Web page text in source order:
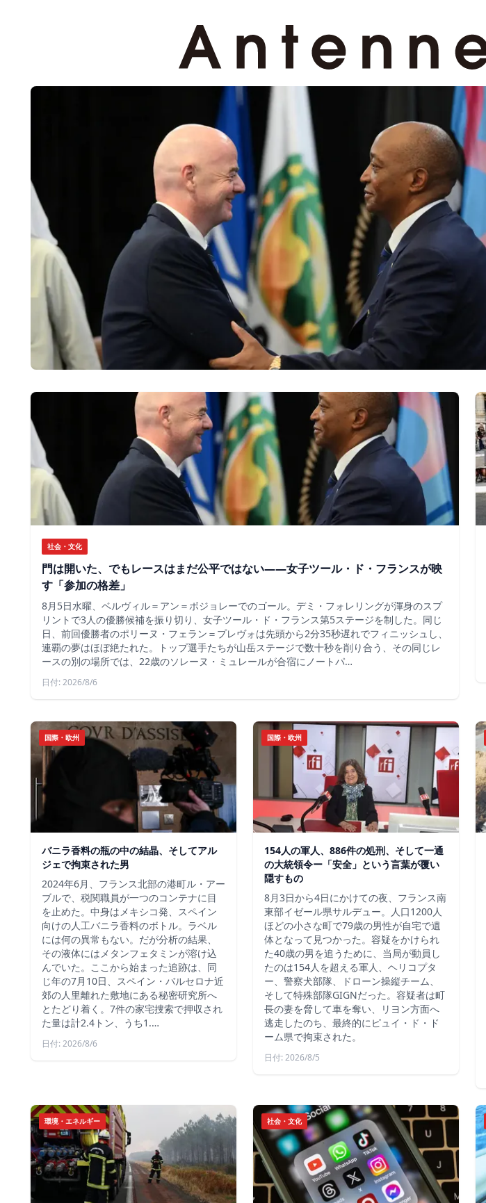
社会・文化
門は開いた、でもレースはまだ公平ではない――女子ツール・ド・フランスが映
す「参加の格差」
8月5日水曜、ベルヴィル＝アン＝ボジョレーでのゴール。デミ・フォレリングが渾身のスプ
リントで3人の優勝候補を振り切り、女子ツール・ド・フランス第5ステージを制した。同じ
日、前回優勝者のポリーヌ・フェラン＝プレヴォは先頭から2分35秒遅れでフィニッシュし、
連覇の夢はほぼ絶たれた。トップ選手たちが山岳ステージで数十秒を削り合う、その同じレ
ースの別の場所では、22歳のソレーヌ・ミュレールが合宿にノートパ…
日付: 2026/8/6
国際・欧州
バニラ香料の瓶の中の結晶、そしてアル
ジェで拘束された男
2024年6月、フランス北部の港町ル・アー
ブルで、税関職員が一つのコンテナに目
を止めた。中身はメキシコ発、スペイン
向けの人工バニラ香料のボトル。ラベル
には何の異常もない。だが分析の結果、
その液体にはメタンフェタミンが溶け込
んでいた。ここから始まった追跡は、同
じ年の7月10日、スペイン・バルセロナ近
郊の人里離れた敷地にある秘密研究所へ
とたどり着く。7件の家宅捜索で押収され
た量は計2.4トン、うち1.…
日付: 2026/8/6
国際・欧州
154人の軍人、886件の処刑、そして一通
の大統領令ー「安全」という言葉が覆い
隠すもの
8月3日から4日にかけての夜、フランス南
東部イゼール県サルデュー。人口1200人
ほどの小さな町で79歳の男性が自宅で遺
体となって見つかった。容疑をかけられ
た40歳の男を追うために、当局が動員し
たのは154人を超える軍人、ヘリコプタ
ー、警察犬部隊、ドローン操縦チーム、
そして特殊部隊GIGNだった。容疑者は町
長の妻を脅して車を奪い、リヨン方面へ
逃走したのち、最終的にピュイ・ド・ド
ーム県で拘束された。
日付: 2026/8/5
環境・エネルギー 社会・文化